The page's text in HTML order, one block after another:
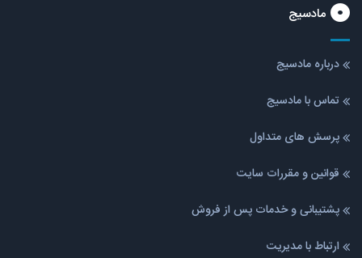
مادسیج
درباره مادسیج
تماس با مادسیج
پرسش های متداول
قوانین و مقررات سایت
پشتیبانی و خدمات پس از فروش
ارتباط با مدیریت